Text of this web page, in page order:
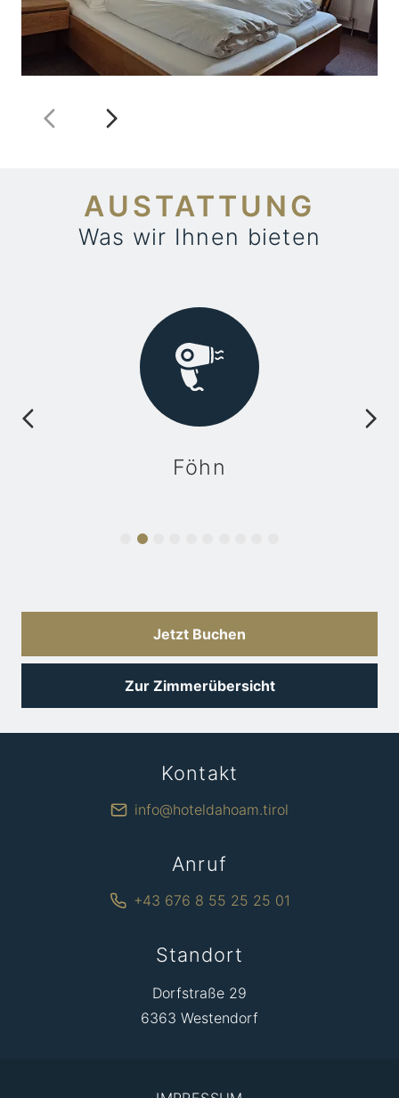
AUSTATTUNG
Was wir Ihnen bieten
Föhn
Jetzt Buchen
Zur Zimmerübersicht
Kontakt
info@hoteldahoam.tirol
Anruf
+43 676 8 55 25 25 01
Standort
Dorfstraße 29
6363 Westendorf